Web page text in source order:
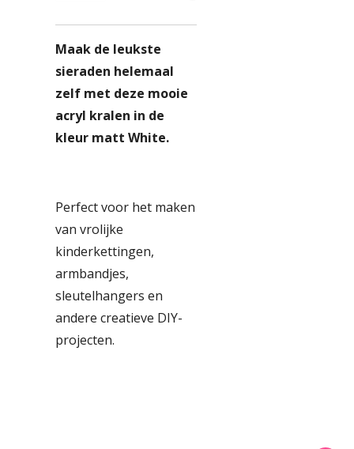
Maak de leukste
sieraden helemaal
zelf met deze mooie
acryl kralen in de
kleur matt White.
Perfect voor het maken
van vrolijke
kinderkettingen,
armbandjes,
sleutelhangers en
andere creatieve DIY-
projecten.